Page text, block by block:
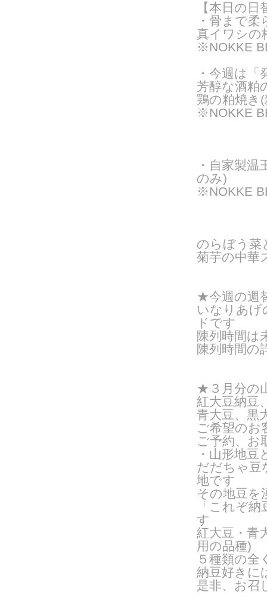
【本日の
・骨まで柔
真イワシの
※NOKKE
・ 今週は「
芳醇な酒粕
鶏の粕焼き
※NOKKE
・自家製
のみ)
※NOKKE
のらぼう菜
菊芋の中華
★今週の週
いなりあげ
ドです
陳列時間は
陳列時間の
★３月分の
紅大豆納豆
青大豆、黒
ご希望のお
ご予約、お
・山形地
だだちゃ豆
地です
その地豆を
「これぞ
す
紅大豆・青
用の品種)
５種類の全
納豆好きに
是非、お召